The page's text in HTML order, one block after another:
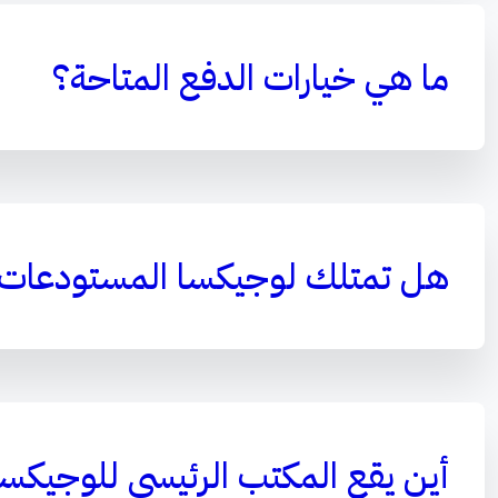
ما هي خيارات الدفع المتاحة؟
هل تمتلك لوجيكسا
أين يقع المكتب الرئيسي